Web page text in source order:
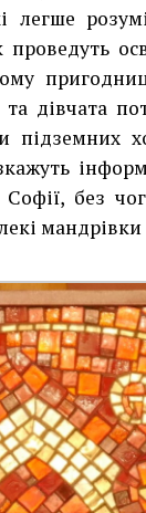
легше
дівчата
підземних
без